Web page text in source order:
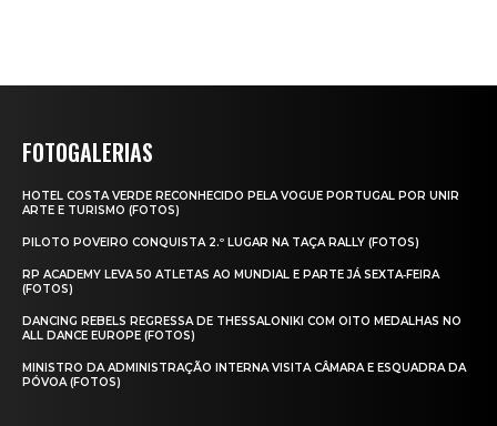
FOTOGALERIAS
HOTEL COSTA VERDE RECONHECIDO PELA VOGUE PORTUGAL POR UNIR
ARTE E TURISMO (FOTOS)
PILOTO POVEIRO CONQUISTA 2.º LUGAR NA TAÇA RALLY (FOTOS)
RP ACADEMY LEVA 50 ATLETAS AO MUNDIAL E PARTE JÁ SEXTA‑FEIRA
(FOTOS)
DANCING REBELS REGRESSA DE THESSALONIKI COM OITO MEDALHAS NO
ALL DANCE EUROPE (FOTOS)
MINISTRO DA ADMINISTRAÇÃO INTERNA VISITA CÂMARA E ESQUADRA DA
PÓVOA (FOTOS)